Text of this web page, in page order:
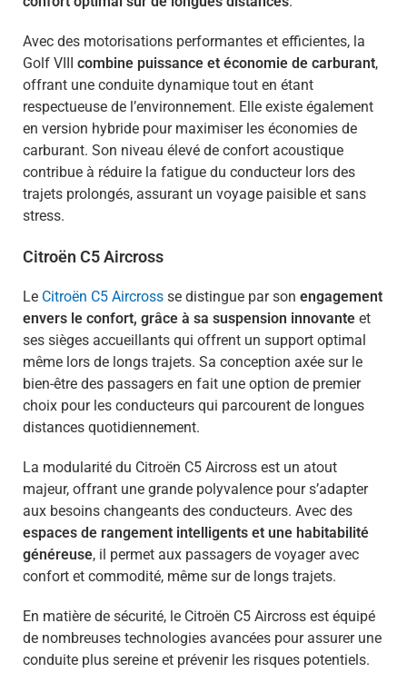
Avec des motorisations performantes et efficientes, la
Golf VIII combine puissance et économie de carburant,
offrant une conduite dynamique tout en étant
respectueuse de l’environnement. Elle existe également
en version hybride pour maximiser les économies de
carburant. Son niveau élevé de confort acoustique
contribue à réduire la fatigue du conducteur lors des
trajets prolongés, assurant un voyage paisible et sans
stress.
Citroën C5 Aircross
Le Citroën C5 Aircross se distingue par son engagement
envers le confort, grâce à sa suspension innovante et
ses sièges accueillants qui offrent un support optimal
même lors de longs trajets. Sa conception axée sur le
bien-être des passagers en fait une option de premier
choix pour les conducteurs qui parcourent de longues
distances quotidiennement.
La modularité du Citroën C5 Aircross est un atout
majeur, offrant une grande polyvalence pour s’adapter
aux besoins changeants des conducteurs. Avec des
espaces de rangement intelligents et une habitabilité
généreuse, il permet aux passagers de voyager avec
confort et commodité, même sur de longs trajets.
En matière de sécurité, le Citroën C5 Aircross est équipé
de nombreuses technologies avancées pour assurer une
conduite plus sereine et prévenir les risques potentiels.